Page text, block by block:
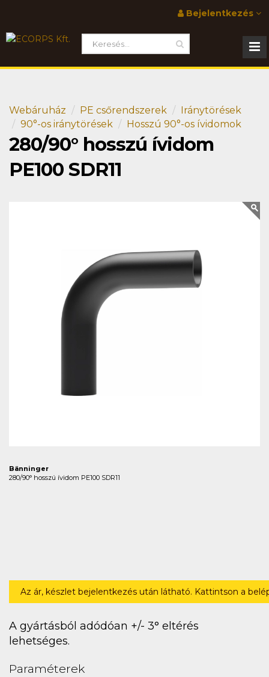
Bejelentkezés
Webáruház PE csőrendszerek
Iránytörések
90°-os iránytörések
Hosszú 90°-os ívidomok
280/90° hosszú ívidom
PE100 SDR11
Bänninger
280/90° hosszú ívidom PE100 SDR11
Az ár, készlet bejelentkezés után látható. Kattintson a
A gyártásból adódóan +/- 3° eltérés
lehetséges.
Paraméterek